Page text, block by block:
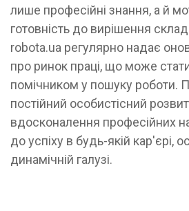
лише професійні знання, а й
готовність до вирішення
robota.ua регулярно надає
про ринок праці, що може
помічником у пошуку роботи.
постійний особистісний
вдосконалення професійних
до успіху в будь-якій кар'єрі,
динамічній галузі.